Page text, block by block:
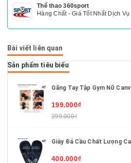
Thể thao 360sport
Hàng Chất - Giá Tốt Nhất Dịch
Bài viết liên quan
Sản phẩm tiêu biểu
Găng Tay Tập Gym Nữ
199.000₫
299.000₫
Giày Đá Cầu Chất Lượng
400.000₫